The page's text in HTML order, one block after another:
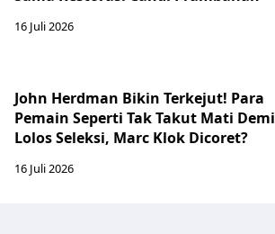
16 Juli 2026
John Herdman Bikin Terkejut! Para
Pemain Seperti Tak Takut Mati Demi
Lolos Seleksi, Marc Klok Dicoret?
16 Juli 2026